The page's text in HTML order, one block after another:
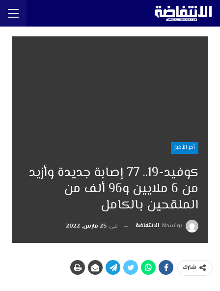
آخر الأخبار
كوفيد-19.. 77 إصابة جديدة وأزيد
من 6 ملايين و96 ألف من
الملقحين بالكامل
بواسطة الانتفاضة في 25 مارس, 2022
شارك